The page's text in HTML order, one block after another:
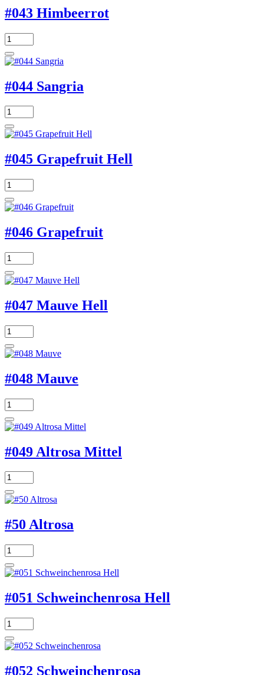
#043 Himbeerrot
#044 Sangria
#045 Grapefruit Hell
#046 Grapefruit
#047 Mauve Hell
#048 Mauve
#049 Altrosa Mittel
#50 Altrosa
#051 Schweinchenrosa Hell
#052 Schweinchenrosa